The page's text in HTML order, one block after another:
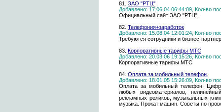
81. ЗАО "РТЦ"
Добавлено: 17.06.04 06:44:09, Кол-во
Официальный сайт ЗАО "РТЦ".
82. Телефония+заработок
Добавлено: 15.08.04 12:01:24, Кол-во
Требуются сотрудники и бизнес-
83. Корпоративные тарифы МТС
Добавлено: 20.03.06 19:15:26, Кол-во
Корпоративные тарифы МТС
84. Оплата за мобильный телефон.
Добавлено: 18.01.05 15:26:09, Кол-во
Оплата за мобильный телефон.
любых видеоматериалов,
рекламных роликов, музыкальных
музыка. Прокат машин. Советы по